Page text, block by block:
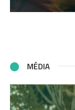
MÉDIA